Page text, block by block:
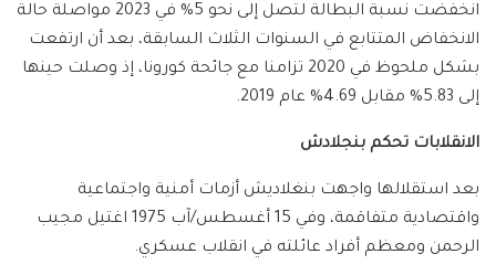
انخفضت نسبة البطالة لتصل إلى نحو 5% في 2023 مواصلة حالة
الانخفاض المتتابع في السنوات الثلاث السابقة، بعد أن ارتفعت
بشكل ملحوظ في 2020 تزامنا مع جائحة كورونا، إذ وصلت حينها
إلى 5.83% مقابل 4.69% عام 2019.
الانقلابات تحكم بنجلادش
بعد استقلالها واجهت بنغلاديش أزمات أمنية واجتماعية
واقتصادية متفاقمة، وفي 15 أغسطس/آب 1975 اغتيل مجيب
الرحمن ومعظم أفراد عائلته في انقلاب عسكري.